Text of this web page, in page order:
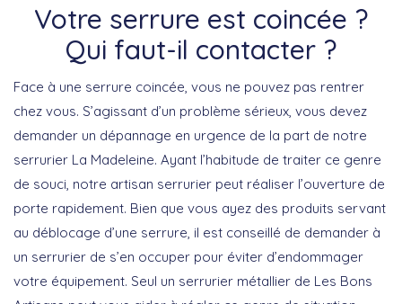
Votre serrure est coincée ?
Qui faut-il contacter ?
Face à une serrure coincée, vous ne pouvez pas rentrer
chez vous. S’agissant d’un problème sérieux, vous devez
demander un dépannage en urgence de la part de notre
serrurier La Madeleine. Ayant l’habitude de traiter ce genre
de souci, notre artisan serrurier peut réaliser l’ouverture de
porte rapidement. Bien que vous ayez des produits servant
au déblocage d’une serrure, il est conseillé de demander à
un serrurier de s’en occuper pour éviter d’endommager
votre équipement. Seul un serrurier métallier de Les Bons